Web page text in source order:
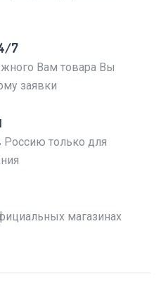
7
Вам товара Вы
заявки
Россию только для
магазинах